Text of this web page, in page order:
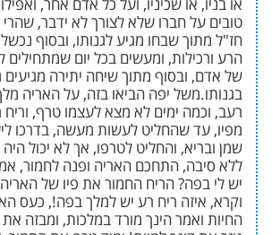
חברו שלא לצורך לא ידבר, שהרי כבר אמרו
שבחו מגיע לגנותו, ובסוף נכשל בשקר בלשון
ומעשים בכל יום שמתחילים לדבר בשבחו
מתוך שיחה יתירה מגיעים גם לדבר
יפה הביאו בזה, על האריה מלך החיות שהיה
ימים לא מצא לעצמו טרף, וריח רע כבר נדף
שהחליט לעשות מעשה, בדרכו ליער, פגש חמור
והחליט לטרפו, אך לא יכול היה סתם לטרפו
התחכם האריה ופנה לחמור, אמור לי איזה ריח
הריח החמור את פיו של האריה נרתע לאחוריו
ריח רע יש למלך בפה!, כעס האריה מלך
הינך מורד במלכות, ומבזה את המלך, אני